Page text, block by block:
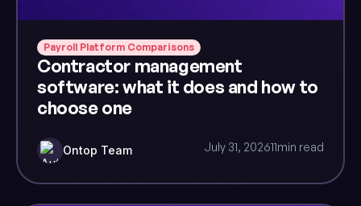
Payroll Platform Comparisons
Contractor management
software: what it does and how to
choose one
Ontop Team July 31, 202611min read